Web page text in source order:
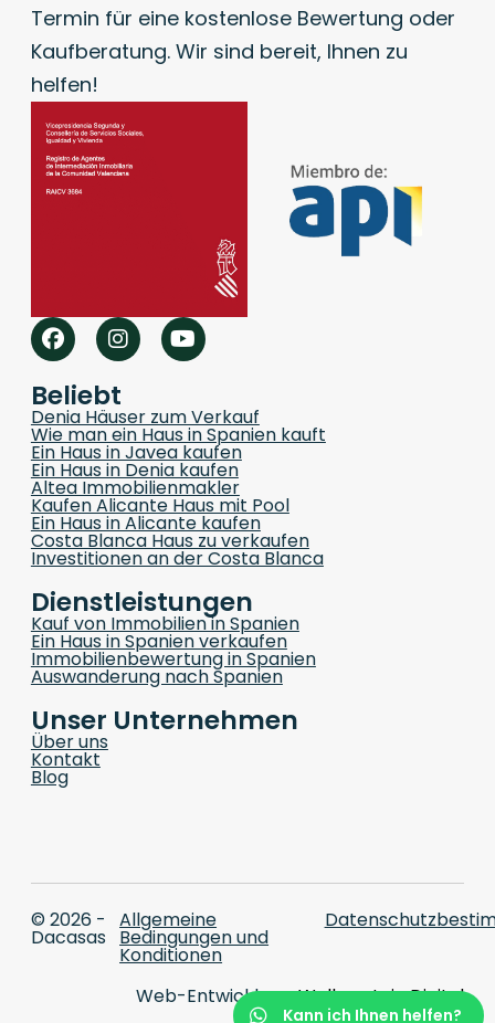
Termin für eine kostenlose Bewertung oder
Kaufberatung. Wir sind bereit, Ihnen zu
helfen!
Beliebt
Denia Häuser zum Verkauf
Wie man ein Haus in Spanien kauft
Ein Haus in Javea kaufen
Ein Haus in Denia kaufen
Altea Immobilienmakler
Kaufen Alicante Haus mit Pool
Ein Haus in Alicante kaufen
Costa Blanca Haus zu verkaufen
Investitionen an der Costa Blanca
Dienstleistungen
Kauf von Immobilien in Spanien
Ein Haus in Spanien verkaufen
Immobilienbewertung in Spanien
Auswanderung nach Spanien
Unser Unternehmen
Über uns
Kontakt
Blog
© 2026 -
Dacasas
Allgemeine
Bedingungen und
Konditionen
Web-Entwicklung:Wolkenstein Digital
Kann ich Ihnen helfen?